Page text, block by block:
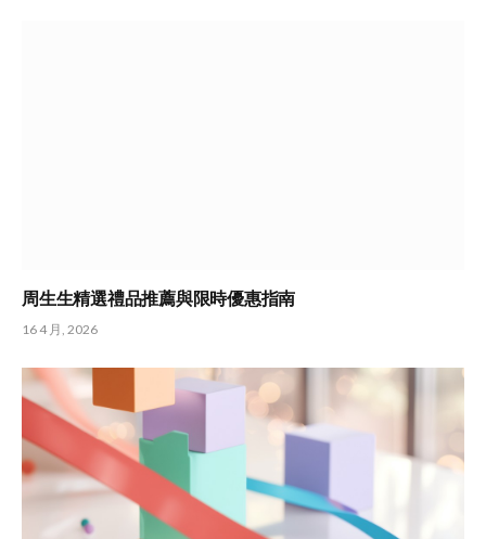
周生生精選禮品推薦與限時優惠指南
16 4 月, 2026